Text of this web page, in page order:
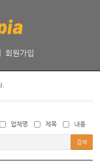
회원가입
업체명 제목 내용
검색